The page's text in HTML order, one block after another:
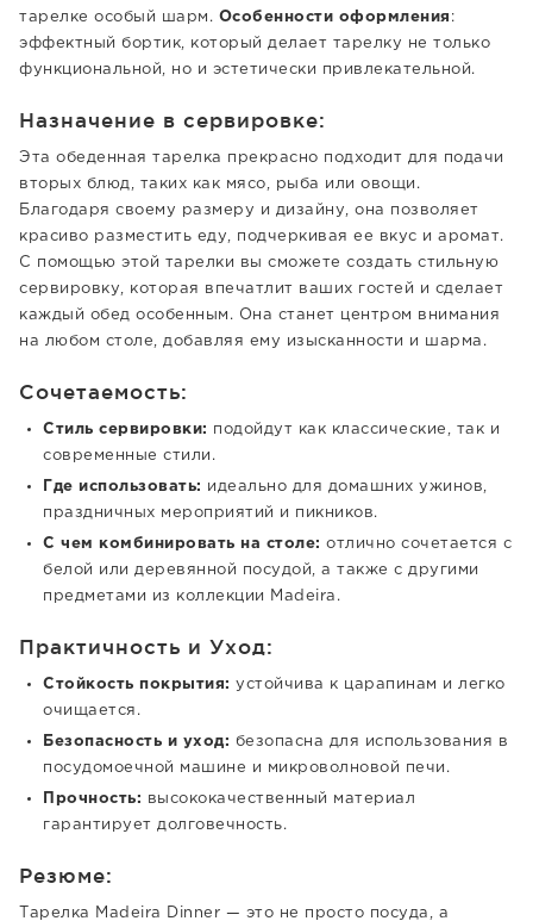
тарелке особый шарм. Особенности оформления :
эффектный бортик, который делает тарелку не только
функциональной, но и эстетически привлекательной.
Назначение в сервировке:
Эта обеденная тарелка прекрасно подходит для подачи
вторых блюд, таких как мясо, рыба или овощи.
Благодаря своему размеру и дизайну, она позволяет
красиво разместить еду, подчеркивая ее вкус и аромат.
С помощью этой тарелки вы сможете создать стильную
сервировку, которая впечатлит ваших гостей и сделает
каждый обед особенным. Она станет центром внимания
на любом столе, добавляя ему изысканности и шарма.
Сочетаемость:
Стиль сервировки:
подойдут как классические, так и
современные стили.
Где использовать:
идеально для домашних ужинов,
праздничных мероприятий и пикников.
С чем комбинировать на столе: отлично сочетается с
белой или деревянной посудой, а также с другими
предметами из коллекции Madeira.
Практичность и Уход:
Стойкость покрытия: устойчива к царапинам и легко
очищается.
Безопасность и уход: безопасна для использования в
посудомоечной машине и микроволновой печи.
Прочность: высококачественный материал
гарантирует долговечность.
Резюме:
Тарелка Madeira Dinner — это не просто посуда, а